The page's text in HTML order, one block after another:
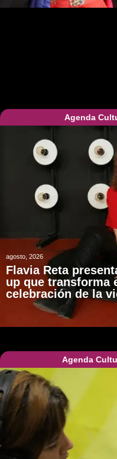
Agenda
agosto, 2026
Flavia Reta
up que transforma
celebración de la
Agenda